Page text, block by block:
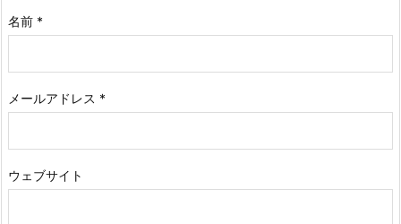
名前 *
メールアドレス *
ウェブサイト